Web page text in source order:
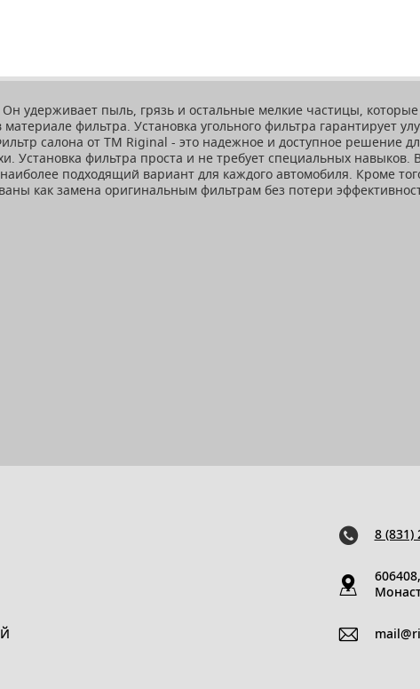
пыль, грязь и остальные мелкие частицы, которые
фильтра. Установка угольного фильтра гарантирует
салона от TM Riginal - это надежное и доступное решение
фильтра проста и не требует специальных навыков.
подходящий вариант для каждого автомобиля. Кроме
как замена оригинальным фильтрам без потери
8 (831)